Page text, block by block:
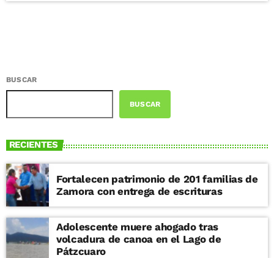
BUSCAR
BUSCAR
RECIENTES
Fortalecen patrimonio de 201 familias de
Zamora con entrega de escrituras
Adolescente muere ahogado tras
volcadura de canoa en el Lago de
Pátzcuaro